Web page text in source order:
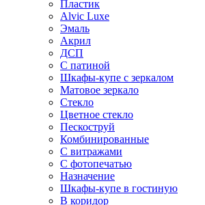
Пластик
Alvic Luxe
Эмаль
Акрил
ДСП
С патиной
Шкафы-купе с зеркалом
Матовое зеркало
Стекло
Цветное стекло
Пескоструй
Комбинированные
С витражами
С фотопечатью
Назначение
Шкафы-купе в гостиную
В коридор